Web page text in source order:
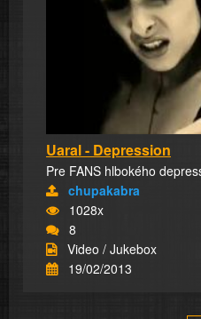
Uaral - Depression
Pre FANS hlbokého
chupakabra
1028x
8
Video / Jukebox
19/02/2013